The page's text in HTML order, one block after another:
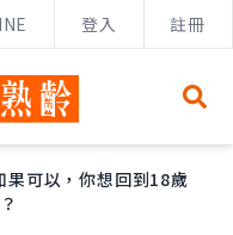
登入 註冊
果可以，你想回到18歲